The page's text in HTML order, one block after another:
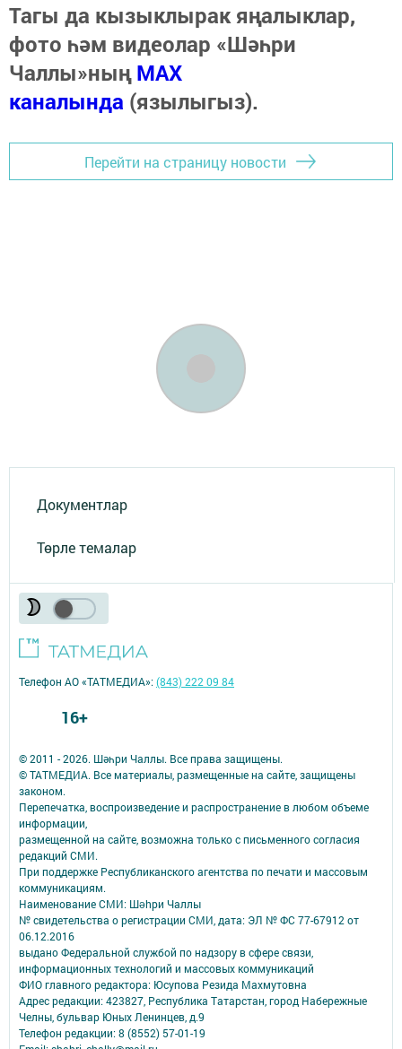
Тагы да кызыклырак яңалыклар,
фото һәм видеолар «Шәһри
Чаллы»ныңMAX
каналында (язылыгыз).
Перейти на страницу новости
Документлар
Төрле темалар
© 2011 - 2026. Шәһри Чаллы. Все права защищены.
© ТАТМЕДИА. Все материалы, размещенные на сайте, защищены
законом.
Перепечатка, воспроизведение и распространение в любом объеме
информации,
размещенной на сайте, возможна только с письменного согласия
редакций СМИ.
При поддержке Республиканского агентства по печати и массовым
коммуникациям.
Наименование СМИ: Шəhри Чаллы
№ свидетельства о регистрации СМИ, дата: ЭЛ № ФС 77-67912 от
06.12.2016
выдано Федеральной службой по надзору в сфере связи,
информационных технологий и массовых коммуникаций
ФИО главного редактора: Юсупова Резида Махмутовна
Адрес редакции: 423827, Республика Татарстан, город Набережные
Челны, бульвар Юных Ленинцев, д.9
Телефон редакции: 8 (8552) 57-01-19
Телефон АО «ТАТМЕДИА»:(843) 222 09 84
16+